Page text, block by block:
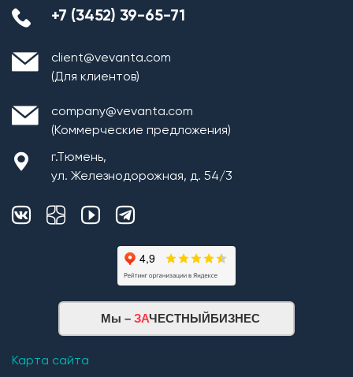
+7 (3452) 39-65-71
client@vevanta.com
(Для клиентов)
company@vevanta.com
(Коммерческие предложения)
г.Тюмень,
ул. Железнодорожная, д. 54/3
Мы – ЗАЧЕСТНЫЙБИЗНЕС
Карта сайта